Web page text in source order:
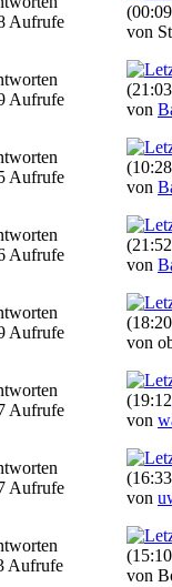
Aufrufe
von
Aufrufe
von
Aufrufe
von
Aufrufe
von
Aufrufe
von
Aufrufe
von
Aufrufe
von
Aufrufe
von